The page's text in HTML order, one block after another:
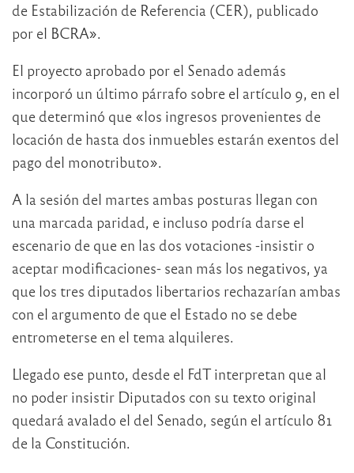
de Estabilización de Referencia (CER), publicado
por el BCRA».
El proyecto aprobado por el Senado además
incorporó un último párrafo sobre el artículo 9, en el
que determinó que «los ingresos provenientes de
locación de hasta dos inmuebles estarán exentos del
pago del monotributo».
A la sesión del martes ambas posturas llegan con
una marcada paridad, e incluso podría darse el
escenario de que en las dos votaciones -insistir o
aceptar modificaciones- sean más los negativos, ya
que los tres diputados libertarios rechazarían ambas
con el argumento de que el Estado no se debe
entrometerse en el tema alquileres.
Llegado ese punto, desde el FdT interpretan que al
no poder insistir Diputados con su texto original
quedará avalado el del Senado, según el artículo 81
de la Constitución.